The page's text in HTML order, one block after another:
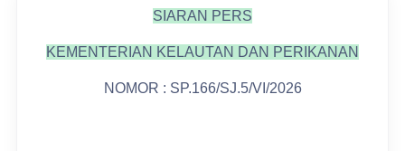
SIARAN PERS
KEMENTERIAN KELAUTAN DAN PERIKANAN
NOMOR : SP.166/SJ.5/VI/2026